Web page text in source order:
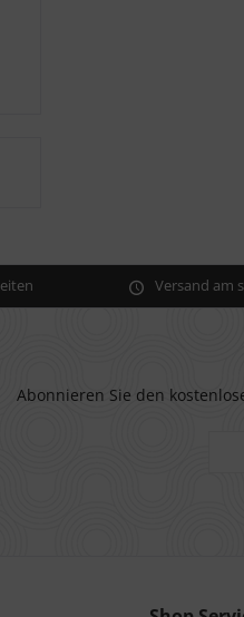
Versand am
Abonnieren Sie den